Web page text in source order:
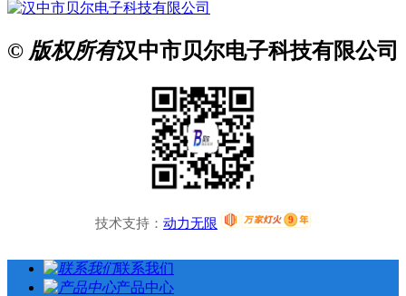
© 版权所有汉中市贝尔电子科技有限公司
技术支持： 动力无限
联系我们
产品中心